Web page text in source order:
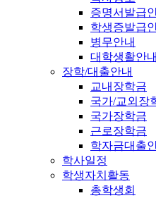
증명서발급
학생증발급
병무안내
대학생활안내
장학/대출안내
교내장학금
국가/교외장
국가장학금
근로장학금
학자금대출
학사일정
학생자치활동
총학생회